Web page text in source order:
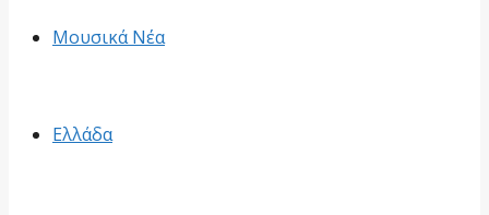
Μουσικά Νέα
Ελλάδα